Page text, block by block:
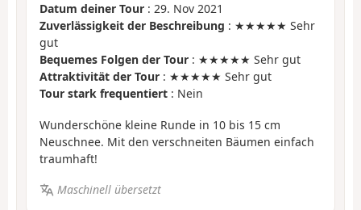
Datum deiner Tour : 29. Nov 2021
Zuverlässigkeit der Beschreibung : ★★★★★ Sehr
gut
Bequemes Folgen der Tour : ★★★★★ Sehr gut
Attraktivität der Tour : ★★★★★ Sehr gut
Tour stark frequentiert : Nein
Wunderschöne kleine Runde in 10 bis 15 cm
Neuschnee. Mit den verschneiten Bäumen einfach
traumhaft!
Maschinell übersetzt